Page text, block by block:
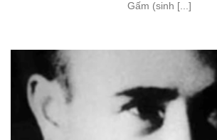
Gấm (sinh [...]